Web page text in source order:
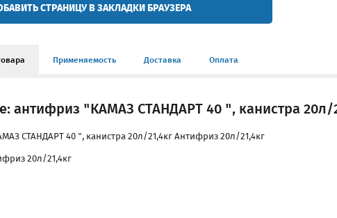
СТРАНИЦУ В ЗАКЛАДКИ БРАУЗЕРА
Применяемость Доставка Оплата
антифриз "КАМАЗ СТАНДАРТ 40 ", канистра 20л/
СТАНДАРТ 40 ", канистра 20л/21,4кг Антифриз 20л/21,4кг
20л/21,4кг